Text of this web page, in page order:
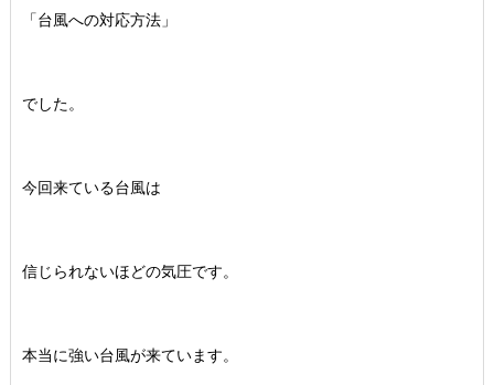
「台風への対応方法」
でした。
今回来ている台風は
信じられないほどの気圧です。
本当に強い台風が来ています。